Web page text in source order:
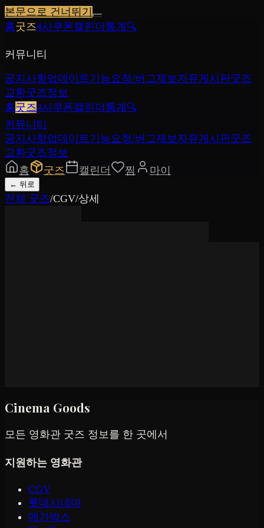
본문으로 건너뛰기
홈굿즈4사쿠폰캘린더 통계 🔍
커뮤니티
공지사항업데이트기능요청/버그제보자유게시판굿즈
교환굿즈정보
홈굿즈4사쿠폰캘린더 통계 🔍
커뮤니티
공지사항업데이트기능요청/버그제보자유게시판굿즈
교환굿즈정보
홈
굿즈 캘린더 찜 마이
← 뒤로
전체 굿즈/CGV/상세
Cinema Goods
모든 영화관 굿즈 정보를 한 곳에서
지원하는 영화관
CGV
롯데시네마
메가박스